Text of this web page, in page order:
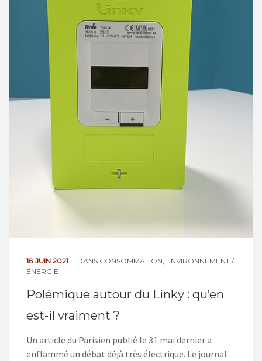
18 JUIN 2021 DANS CONSOMMATION ENVIRONNEMENT /
ÉNERGIE
Polémique autour du Linky : qu’en
est-il vraiment ?
Un article du Parisien publié le 31 mai dernier a
enflammé un débat déjà très électrique. Le journal